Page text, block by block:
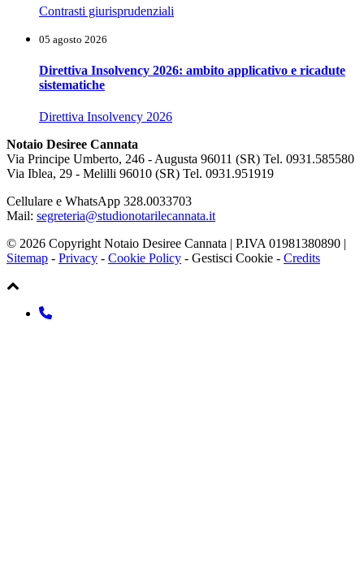
Contrasti giurisprudenziali
05 agosto 2026
Direttiva Insolvency 2026: ambito applicativo e ricadute
sistematiche
Direttiva Insolvency 2026
Notaio Desiree Cannata
Via Principe Umberto, 246 - Augusta 96011 (SR) Tel. 0931.585580
Via Iblea, 29 - Melilli 96010 (SR) Tel. 0931.951919
Cellulare e WhatsApp 328.0033703
Mail: segreteria@studionotarilecannata.it
© 2026 Copyright Notaio Desiree Cannata | P.IVA 01981380890 |
Sitemap - Privacy - Cookie Policy - Gestisci Cookie - Credits